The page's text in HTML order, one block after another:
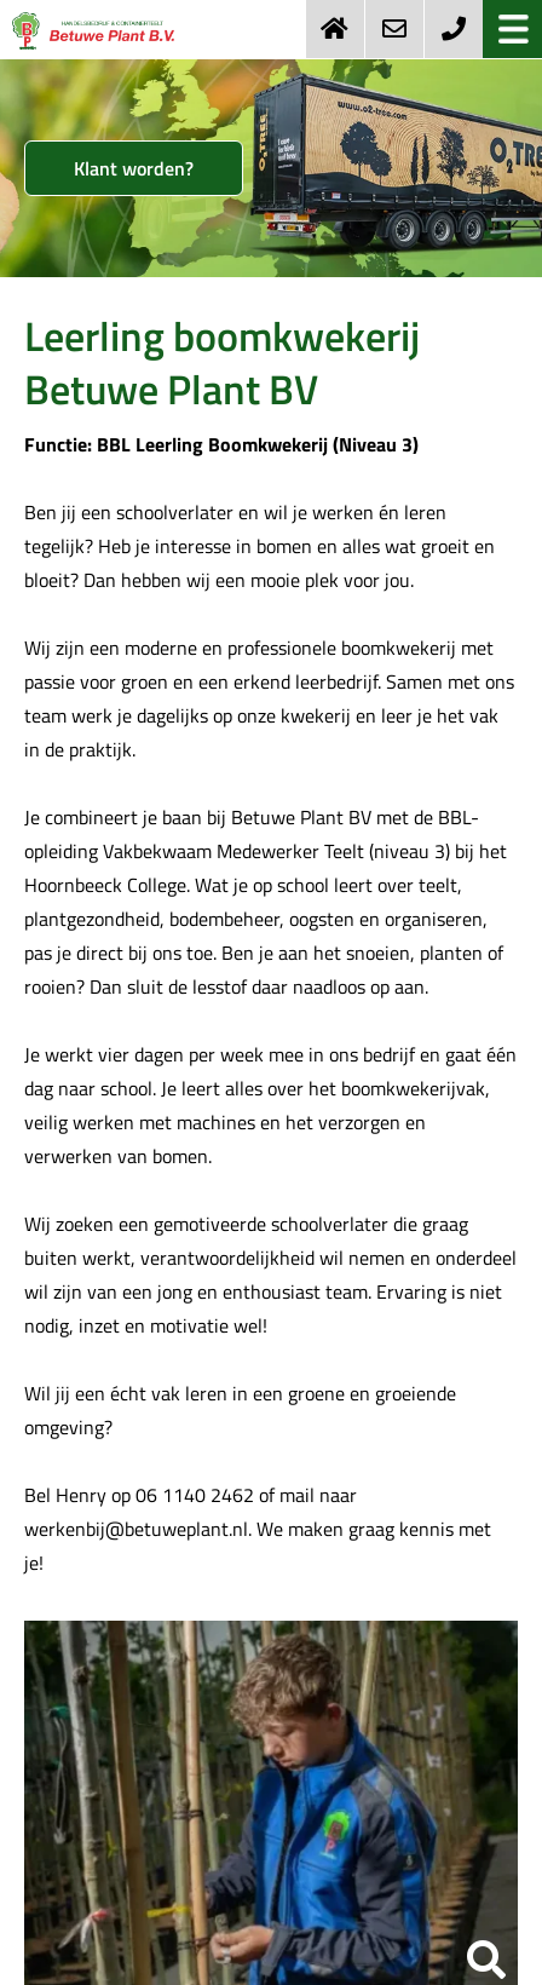
Klant worden?
Leerling boomkwekerij
Betuwe Plant BV
Functie: BBL Leerling Boomkwekerij (Niveau 3)
Ben jij een schoolverlater en wil je werken én leren
tegelijk? Heb je interesse in bomen en alles wat groeit en
bloeit? Dan hebben wij een mooie plek voor jou.
Wij zijn een moderne en professionele boomkwekerij met
passie voor groen en een erkend leerbedrijf. Samen met ons
team werk je dagelijks op onze kwekerij en leer je het vak
in de praktijk.
Je combineert je baan bij Betuwe Plant BV met de BBL-
opleiding Vakbekwaam Medewerker Teelt (niveau 3) bij het
Hoornbeeck College. Wat je op school leert over teelt,
plantgezondheid, bodembeheer, oogsten en organiseren,
pas je direct bij ons toe. Ben je aan het snoeien, planten of
rooien? Dan sluit de lesstof daar naadloos op aan.
Je werkt vier dagen per week mee in ons bedrijf en gaat één
dag naar school. Je leert alles over het boomkwekerijvak,
veilig werken met machines en het verzorgen en
verwerken van bomen.
Wij zoeken een gemotiveerde schoolverlater die graag
buiten werkt, verantwoordelijkheid wil nemen en onderdeel
wil zijn van een jong en enthousiast team. Ervaring is niet
nodig, inzet en motivatie wel!
Wil jij een écht vak leren in een groene en groeiende
omgeving?
Bel Henry op 06 1140 2462 of mail naar
werkenbij@betuweplant.nl. We maken graag kennis met
je!